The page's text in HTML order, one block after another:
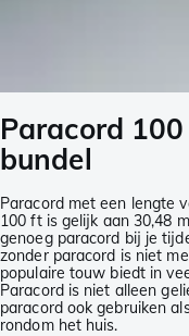
Paracord
bundel
Paracord met een lengte
100 ft is gelijk aan 30,48
genoeg paracord bij je
zonder paracord is niet
populaire touw biedt in
Paracord is niet alleen
paracord ook gebruiken
rondom het huis.